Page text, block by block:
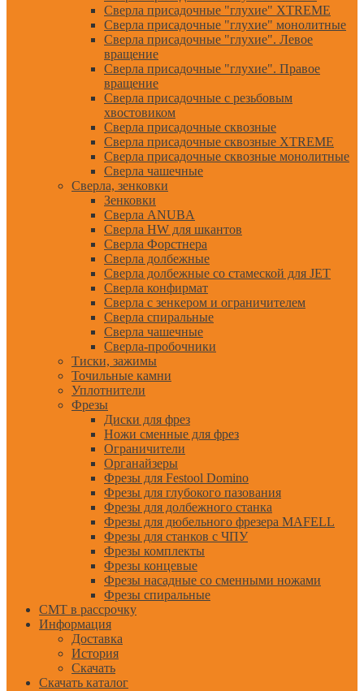
Сверла присадочные "глухие" XTREME
Сверла присадочные "глухие" монолитные
Сверла присадочные "глухие". Левое
вращение
Сверла присадочные "глухие". Правое
вращение
Сверла присадочные с резьбовым
хвостовиком
Сверла присадочные сквозные
Сверла присадочные сквозные XTREME
Сверла присадочные сквозные монолитные
Сверла чашечные
Сверла, зенковки
Зенковки
Сверла ANUBA
Сверла HW для шкантов
Сверла Форстнера
Сверла долбежные
Сверла долбежные со стамеской для JET
Сверла конфирмат
Сверла с зенкером и ограничителем
Сверла спиральные
Сверла чашечные
Сверла-пробочники
Тиски, зажимы
Точильные камни
Уплотнители
Фрезы
Диски для фрез
Ножи сменные для фрез
Ограничители
Органайзеры
Фрезы для Festool Domino
Фрезы для глубокого пазования
Фрезы для долбежного станка
Фрезы для дюбельного фрезера MAFELL
Фрезы для станков с ЧПУ
Фрезы комплекты
Фрезы концевые
Фрезы насадные со сменными ножами
Фрезы спиральные
CMT в рассрочку
Информация
Доставка
История
Скачать
Скачать каталог